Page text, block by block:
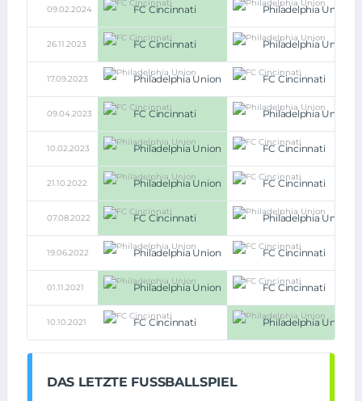
09.02.2024 FC Cincinnati Philadelphia Union
26.11.2023 FC Cincinnati Philadelphia Union
17.09.2023 Philadelphia Union FC Cincinnati
09.04.2023 FC Cincinnati Philadelphia Union
10.02.2023 Philadelphia Union FC Cincinnati
21.10.2022 Philadelphia Union FC Cincinnati
07.08.2022 FC Cincinnati Philadelphia Union
19.06.2022 Philadelphia Union FC Cincinnati
01.11.2021 Philadelphia Union FC Cincinnati
10.10.2021 FC Cincinnati Philadelphia Union
DAS LETZTE FUSSBALLSPIEL